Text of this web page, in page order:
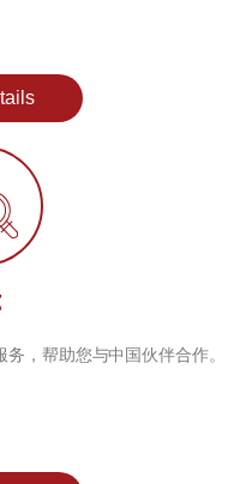
，帮助您与中国伙伴合作。